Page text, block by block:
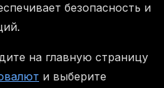
безопасность и
на главную страницу
и выберите